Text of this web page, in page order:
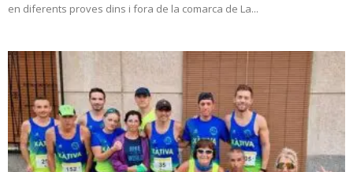
en diferents proves dins i fora de la comarca de La...